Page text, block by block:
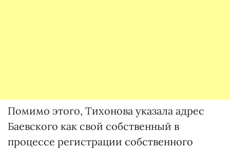
Помимо этого, Тихонова указала адрес
Баевского как свой собственный в
процессе регистрации собственного